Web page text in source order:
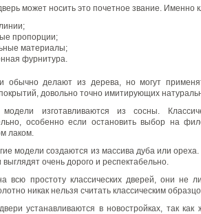
может носить это почетное звание. Именно
пропорции;
материалы;
фурнитура.
обычно делают из дерева, но могут
довольно точно имитирующих
модели изготавливаются из сосны.
особенно если остановить выбор на
лаком.
модели создаются из массива дуба или
выглядят очень дорого и респектабельно.
всю простоту классических дверей, они не
никак нельзя считать классическим
устанавливаются в новостройках, так